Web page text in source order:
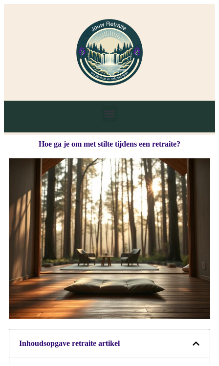
Hoe ga je om met stilte tijdens een retraite?
Inhoudsopgave retraite artikel